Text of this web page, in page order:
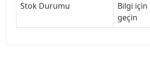
Stok Durumu
Bilgi
geçin